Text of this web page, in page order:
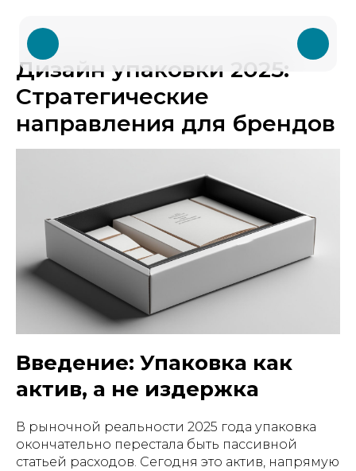
Дизайн упаковки 2025:
Стратегические
направления для брендов
Введение: Упаковка как
актив, а не издержка
В рыночной реальности 2025 года упаковка
окончательно перестала быть пассивной
статьей расходов. Сегодня это актив, напрямую